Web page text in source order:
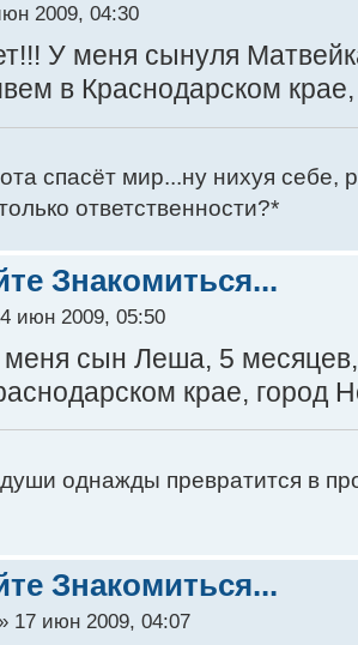
2009, 04:30
У меня сынуля
в Краснодарском крае,
спасёт мир...ну нихуя
ответственности?*
Знакомиться...
июн 2009, 05:50
сын Леша, 5
крае, город
однажды превратится в
Знакомиться...
17 июн 2009, 04:07